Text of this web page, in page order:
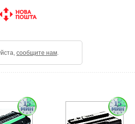
сообщите нам.